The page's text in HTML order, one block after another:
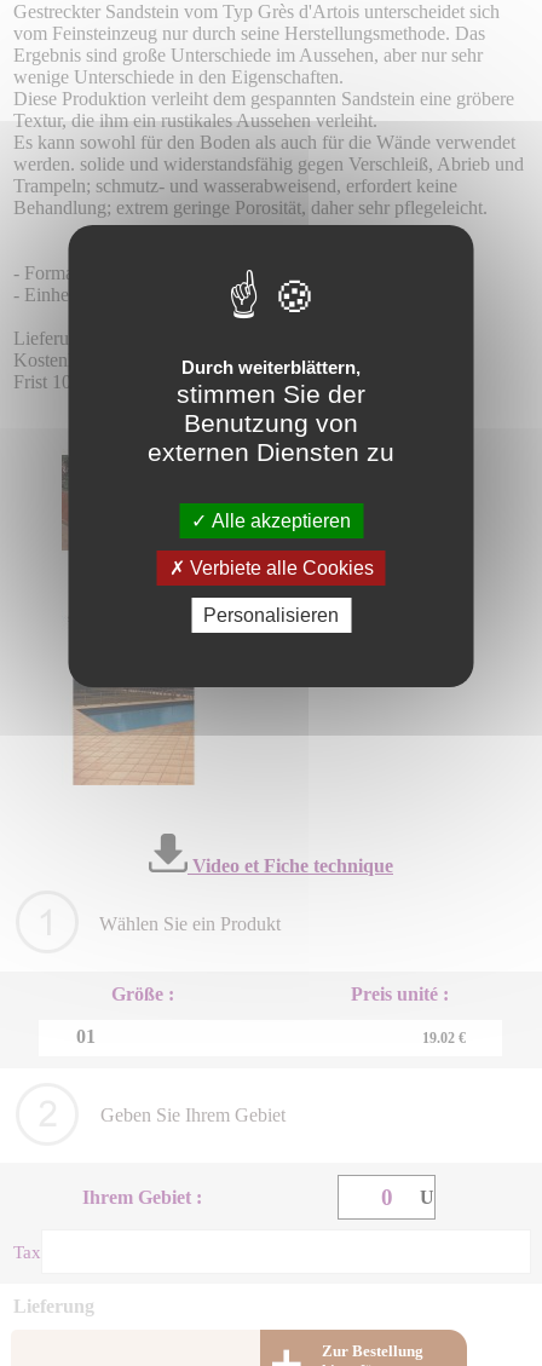
Gestreckter Sandstein vom Typ Grès d'Artois unterscheidet sich
vom Feinsteinzeug nur durch seine Herstellungsmethode. Das
Ergebnis sind große Unterschiede im Aussehen, aber nur sehr
wenige Unterschiede in den Eigenschaften.
Diese Produktion verleiht dem gespannten Sandstein eine gröbere
Textur, die ihm ein rustikales Aussehen verleiht.
Es kann sowohl für den Boden als auch für die Wände verwendet
werden. solide und widerstandsfähig gegen Verschleiß, Abrieb und
Trampeln; schmutz- und wasserabweisend, erfordert keine
Behandlung; extrem geringe Porosität, daher sehr pflegeleicht.
- Format 53 x 330 x 244 mm
- Einheiten pro Karton 6.
Lieferung:
Kostenlose Lieferung ab 24 Stück im gleichen Sortiment.
Frist 10 - 15 Tage.
Video et Fiche technique
Wählen Sie ein Produkt
Größe : Preis unité :
01 19.02 €
Geben Sie Ihrem Gebiet
Ihrem Gebiet : U
Taxe energetique (+ m2) : 0 €
Lieferung
Zur Bestellung
Durch weiterblättern,
stimmen Sie der
Benutzung von
externen Diensten zu
Alle akzeptieren
Verbiete alle Cookies
Personalisieren